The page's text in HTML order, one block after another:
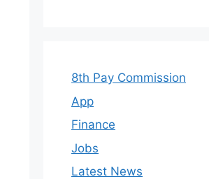
8th Pay Commission
App
Finance
Jobs
Latest News